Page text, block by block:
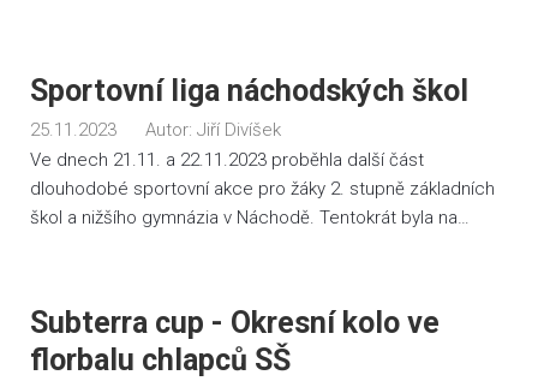
Sportovní liga náchodských škol
25.11.2023 Autor: Jiří Divíšek
Ve dnech 21.11. a 22.11.2023 proběhla další část
dlouhodobé sportovní akce pro žáky 2. stupně základních
škol a nižšího gymnázia v Náchodě. Tentokrát byla na…
Subterra cup - Okresní kolo ve
florbalu chlapců SŠ